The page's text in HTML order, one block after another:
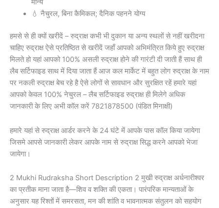
मान्य
💧 नैचुरल, बिना कैमिकल; दैनिक पहनने योग्य
हमसे से ही क्यों खरीदें – रुद्राक्ष कभी भी दुकान या अन्य स्थलों से नहीं खरीदना
चाहिए रुद्राक्ष ऐसे प्रतिष्ठित से खरीदें जहाँ आपको अभिमंत्रित किये हुए रुद्राक्ष
मिलते हो यहां आपको 100% असली रुद्राक्ष होने की गारंटी दी जाती हैं साथ ही
लैब सर्टिफाइड साथ में दिया जाता हैं आज कल मार्केट में बहुत लोग रुद्राक्ष के नाम
पर नकली रुद्राक्ष बेच रहे है ऐसे लोगों से सावधान और सुरक्षित रहें हमारे यहां
आपको केवल 100% नेचुरल – लैब सर्टिफाइड रुद्राक्ष ही मिलेगे अधिक
जानकारी के लिए अभी कॉल करें 7821878500 (पंडित मिनाक्षी)
हमारे यहां से रुद्राक्ष आर्डर करने के 24 घंटे में आपके पास कॉल किया जायेगा
जिसमे आपसे जानकारी लेकर आपके नाम से रुद्राक्ष सिद्ध करने आपको भेजा
जायेगा।
2 Mukhi Rudraksha Short Description 2 मुखी रुद्राक्ष अर्धनारीश्वर
का प्रतीक माना जाता है—शिव व शक्ति की एकता। पारंपरिक मान्यताओं के
अनुसार यह रिश्तों में समरसता, मन की शांति व भावनात्मक संतुलन को सहयोग